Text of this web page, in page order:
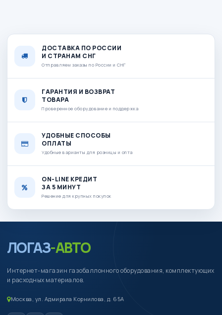
ДОСТАВКА ПО РОССИИ
И СТРАНАМ СНГ
Отправляем заказы по России и СНГ
ГАРАНТИЯ И ВОЗВРАТ
ТОВАРА
Проверенное оборудование и поддержка
УДОБНЫЕ СПОСОБЫ
ОПЛАТЫ
Удобные варианты для розницы и опта
ON-LINE КРЕДИТ
ЗА 5 МИНУТ
Решение для крупных покупок
ЛОГАЗ-АВТО
Интернет-магазин газобаллонного оборудования, комплектующих
и расходных материалов.
Москва, ул. Адмирала Корнилова, д. 65А